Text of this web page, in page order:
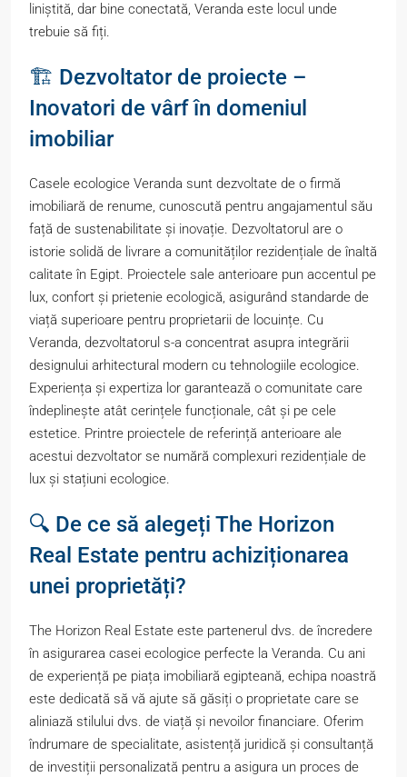
liniștită, dar bine conectată, Veranda este locul unde
trebuie să fiți.
🏗️ Dezvoltator de proiecte –
Inovatori de vârf în domeniul
imobiliar
Casele ecologice Veranda sunt dezvoltate de o firmă
imobiliară de renume, cunoscută pentru angajamentul său
față de sustenabilitate și inovație. Dezvoltatorul are o
istorie solidă de livrare a comunităților rezidențiale de înaltă
calitate în Egipt. Proiectele sale anterioare pun accentul pe
lux, confort și prietenie ecologică, asigurând standarde de
viață superioare pentru proprietarii de locuințe. Cu
Veranda, dezvoltatorul s-a concentrat asupra integrării
designului arhitectural modern cu tehnologiile ecologice.
Experiența și expertiza lor garantează o comunitate care
îndeplinește atât cerințele funcționale, cât și pe cele
estetice. Printre proiectele de referință anterioare ale
acestui dezvoltator se numără complexuri rezidențiale de
lux și stațiuni ecologice.
🔍 De ce să alegeți The Horizon
Real Estate pentru achiziționarea
unei proprietăți?
The Horizon Real Estate este partenerul dvs. de încredere
în asigurarea casei ecologice perfecte la Veranda. Cu ani
de experiență pe piața imobiliară egipteană, echipa noastră
este dedicată să vă ajute să găsiți o proprietate care se
aliniază stilului dvs. de viață și nevoilor financiare. Oferim
îndrumare de specialitate, asistență juridică și consultanță
de investiții personalizată pentru a asigura un proces de